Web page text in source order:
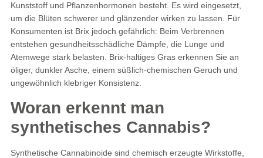
Kunststoff und Pflanzenhormonen besteht. Es wird eingesetzt,
um die Blüten schwerer und glänzender wirken zu lassen. Für
Konsumenten ist Brix jedoch gefährlich: Beim Verbrennen
entstehen gesundheitsschädliche Dämpfe, die Lunge und
Atemwege stark belasten. Brix-haltiges Gras erkennen Sie an
öliger, dunkler Asche, einem süßlich-chemischen Geruch und
ungewöhnlich klebriger Konsistenz.
Woran erkennt man
synthetisches Cannabis?
Synthetische Cannabinoide sind chemisch erzeugte Wirkstoffe,